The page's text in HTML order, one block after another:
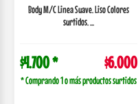
Body M/C Linea Suave. Liso Colores
surtidos. ...
$4.700 * $6.000
* Comprando 1 o más productos surtidos